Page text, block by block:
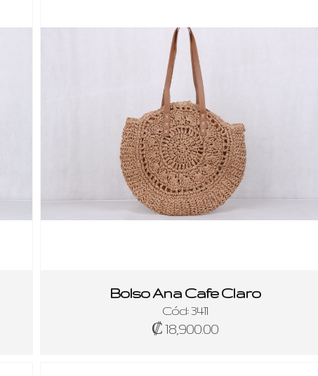
Bolso Ana Cafe Claro
Cód: 3411
₡ 18,900.00